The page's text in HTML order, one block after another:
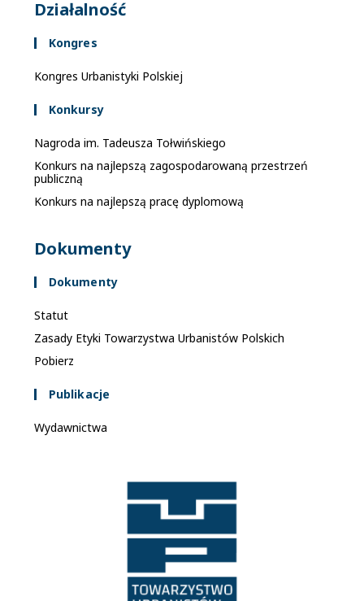
Działalność
Kongres
Kongres Urbanistyki Polskiej
Konkursy
Nagroda im. Tadeusza Tołwińskiego
Konkurs na najlepszą zagospodarowaną przestrzeń
publiczną
Konkurs na najlepszą pracę dyplomową
Dokumenty
Dokumenty
Statut
Zasady Etyki Towarzystwa Urbanistów Polskich
Pobierz
Publikacje
Wydawnictwa